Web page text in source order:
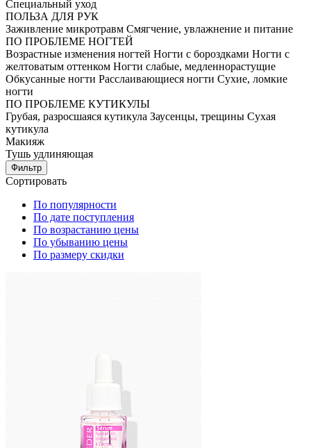
Специальный уход
ПОЛЬЗА ДЛЯ РУК
Заживление микротравм Смягчение, увлажнение и питание
ПО ПРОБЛЕМЕ НОГТЕЙ
Возрастные изменения ногтей Ногти с бороздками Ногти с
желтоватым оттенком Ногти слабые, медленнорастущие
Обкусанные ногти Расслаивающиеся ногти Сухие, ломкие
ногти
ПО ПРОБЛЕМЕ КУТИКУЛЫ
Грубая, разросшаяся кутикула Заусенцы, трещины Сухая
кутикула
Макияж
Тушь удлиняющая
Фильтр
Сортировать
По популярности
По дате поступления
По возрастанию цены
По убыванию цены
По размеру скидки